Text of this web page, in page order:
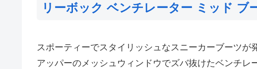
リーボック ベンチレーター ミッド ブ
スポーティーでスタイリッシュなスニーカーブーツが
アッパーのメッシュウィンドウでズバ抜けたベンチレ